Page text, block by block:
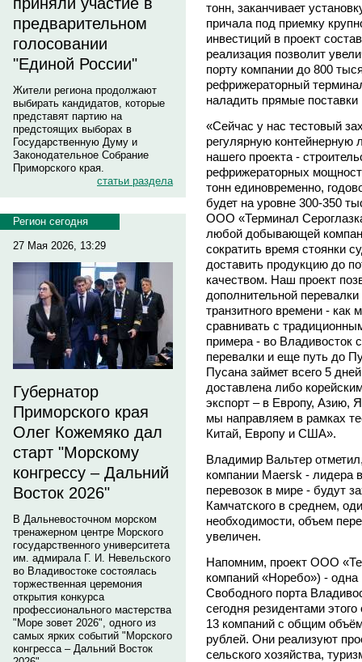
предварительном
голосовании
"Единой России"
Жители региона продолжают
выбирать кандидатов, которые
представят партию на
предстоящих выборах в
Государственную Думу и
Законодательное Собрание
Приморского края.
статьи раздела
Регион сегодня
27 Мая 2026, 13:29
Губернатор
Приморского края
Олег Кожемяко дал
старт "Морскому
конгрессу – Дальний
Восток 2026"
В Дальневосточном морском
тренажерном центре Морского
государственного университета
им. адмирала Г. И. Невельского
во Владивостоке состоялась
торжественная церемония
открытия конкурса
профессионального мастерства
"Море зовет 2026", одного из
самых ярких событий "Морского
конгресса – Дальний Восток
тонн, заканчивает
причала под приемку
инвестиций в проект
реализация позволит
порту компании до 800
рефрижераторный
наладить прямые
«Сейчас у нас тестовый
регулярную
нашего проекта -
рефрижераторных
тонн единовременно,
будет на уровне 300-350
ООО «Терминал
любой добывающей
сократить время стоянки
доставить продукцию до
качеством. Наш проект
дополнительной
транзитного времени -
сравнивать с
примера - во Владивосток
перевалки и еще путь до
Пусана займет всего 5
доставлена либо
экспорт – в Европу, Азию,
мы направляем в рамках
Китай, Европу и США».
Владимир Вальтер
компании Maersk - лидера
перевозок в мире - будут
Камчатского в среднем,
необходимости, объем
увеличен.
Напомним, проект ООО
компаний «Норебо») -
Свободного порта
сегодня резидентами
13 компаний с общим
рублей. Они реализуют
сельского хозяйства,